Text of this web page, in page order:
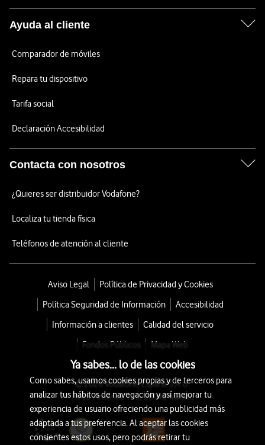
Ayuda al cliente
Comparador de móviles
Repara tu dispositivo
Tarifa social
Declaración Accesibilidad
Contacta con nosotros
¿Quieres ser distribuidor Vodafone?
Localiza tu tienda física
Teléfonos de atención al cliente
Aviso Legal
Política de Privacidad y Cookies
Política Seguridad de Información
Accesibilidad
Información a clientes
Calidad del servicio
Fondos Públicos
Mapa Web
© 2026 Vodafone España S.A.U.
Avda. América 115, 28042 Madrid
Ya sabes... lo de las cookies
Como sabes, usamos cookies propias y de terceros para
analizar tus hábitos de navegación y así mejorar tu
experiencia de usuario ofreciendo una publicidad más
adaptada a tus preferencia. Al aceptar las cookies
consientes estos usos, pero podrás retirar tu